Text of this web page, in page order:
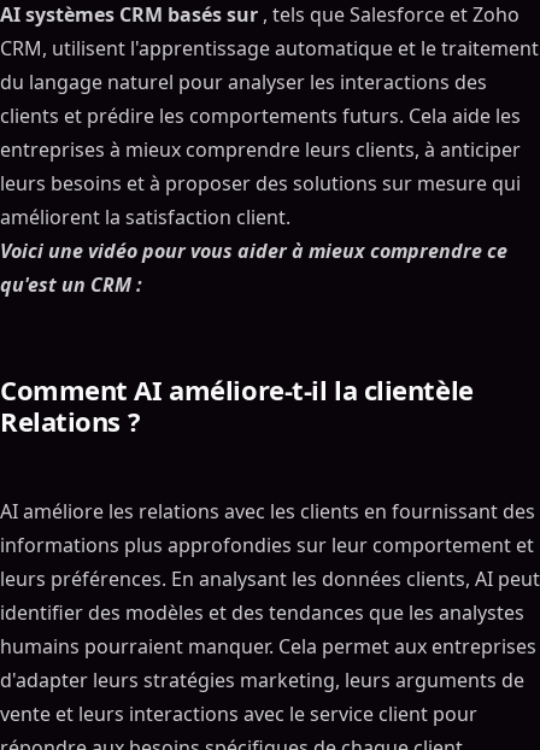
AI systèmes CRM basés sur , tels que Salesforce et Zoho
CRM, utilisent l'apprentissage automatique et le traitement
du langage naturel pour analyser les interactions des
clients et prédire les comportements futurs. Cela aide les
entreprises à mieux comprendre leurs clients, à anticiper
leurs besoins et à proposer des solutions sur mesure qui
améliorent la satisfaction client.
Voici une vidéo pour vous aider à mieux comprendre ce
qu'est un CRM :
Comment AI améliore-t-il la clientèle
Relations ?
AI améliore les relations avec les clients en fournissant des
informations plus approfondies sur leur comportement et
leurs préférences. En analysant les données clients, AI peut
identifier des modèles et des tendances que les analystes
humains pourraient manquer. Cela permet aux entreprises
d'adapter leurs stratégies marketing, leurs arguments de
vente et leurs interactions avec le service client pour